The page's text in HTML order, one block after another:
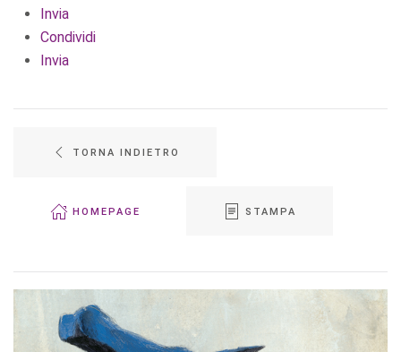
Invia
Condividi
Invia
TORNA INDIETRO
HOMEPAGE STAMPA